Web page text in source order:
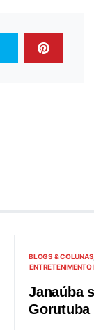
BLOGS & COLUNAS
ENTRETENIMENTO
Janaúba
Gorutuba